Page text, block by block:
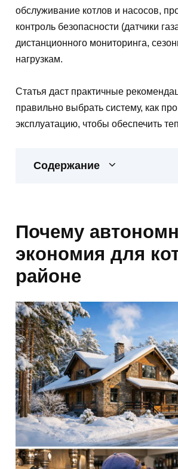
обслуживание котлов и насосов,
контроль безопасности (датчики
дистанционного мониторинга,
нагрузкам.
Статья даст практичные
правильно выбрать систему, как
эксплуатацию, чтобы обеспечить
Содержание
Почему
экономия для
районе